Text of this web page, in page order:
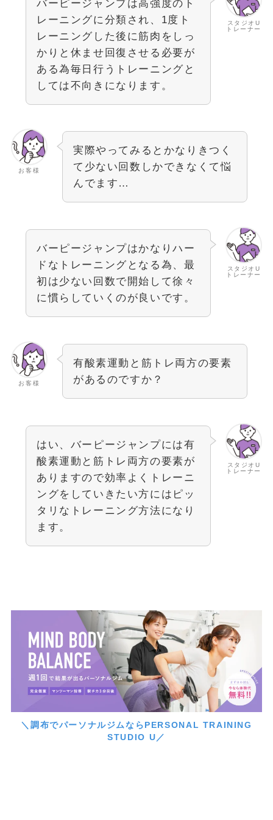
スタジオU
トレーナー
バーピージャンプは高強度のト
レーニングに分類され、1度ト
レーニングした後に筋肉をしっ
かりと休ませ回復させる必要が
ある為毎日行うトレーニングと
しては不向きになります。
お客様
実際やってみるとかなりきつく
て少ない回数しかできなくて悩
んでます…
スタジオU
トレーナー
バーピージャンプはかなりハー
ドなトレーニングとなる為、最
初は少ない回数で開始して徐々
に慣らしていくのが良いです。
お客様
有酸素運動と筋トレ両方の要素
があるのですか？
スタジオU
トレーナー
はい、バーピージャンプには有
酸素運動と筋トレ両方の要素が
ありますので効率よくトレーニ
ングをしていきたい方にはピッ
タリなトレーニング方法になり
ます。
＼調布でパーソナルジムならPERSONAL TRAINING
STUDIO U／